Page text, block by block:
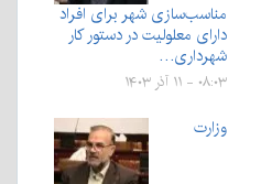
مناسب‌سازی شهر برای افراد
دارای معلولیت در دستور کار
شهرداری…
۰۸:۰۳ - ۱۱ آذر ۱۴۰۳
وزارت